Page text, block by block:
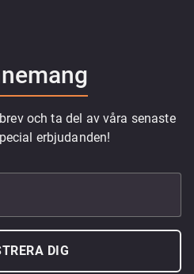
och ta del av våra senaste
erbjudanden!
DIG